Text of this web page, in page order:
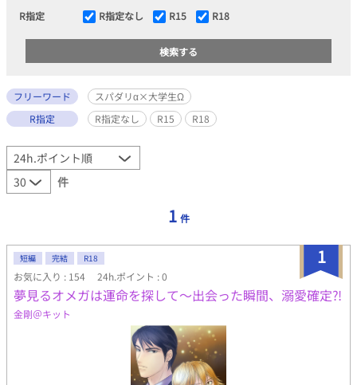
R指定 R指定なし R15 R18
フリーワード
スパダリα×大学生Ω
R指定
R指定なし R15 R18
件
1 件
1
短編 完結 R18
お気に入り : 154 24h.ポイント : 0
夢見るオメガは運命を探して～出会った瞬間、溺愛確定⁈
金剛＠キット